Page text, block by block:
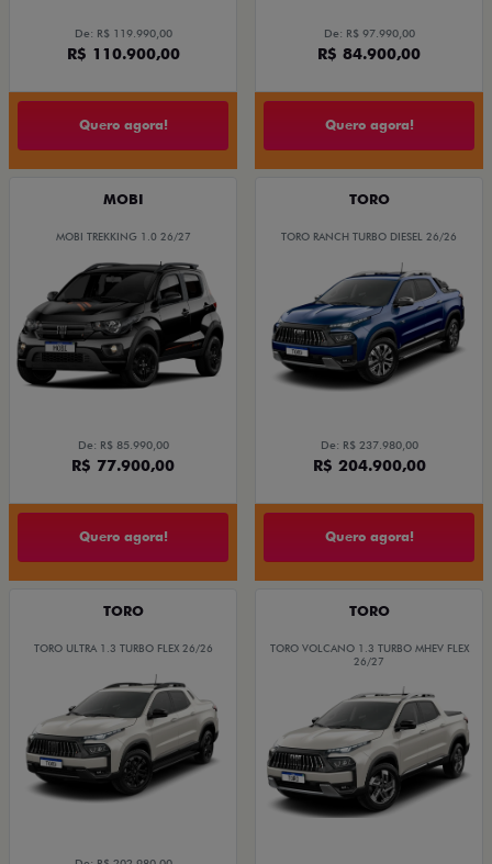
De: R$ 119.990,00
R$ 110.900,00
Quero agora!
De: R$ 97.990,00
R$ 84.900,00
Quero agora!
MOBI
MOBI TREKKING 1.0 26/27
De: R$ 85.990,00
R$ 77.900,00
Quero agora!
TORO
TORO RANCH TURBO DIESEL 26/26
De: R$ 237.980,00
R$ 204.900,00
Quero agora!
TORO
TORO ULTRA 1.3 TURBO FLEX 26/26
TORO
TORO VOLCANO 1.3 TURBO MHEV FLEX
26/27